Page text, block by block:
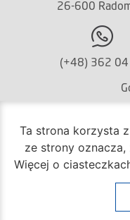
26-600
(+48) 362
Ta strona korzysta
ze strony
Więcej o